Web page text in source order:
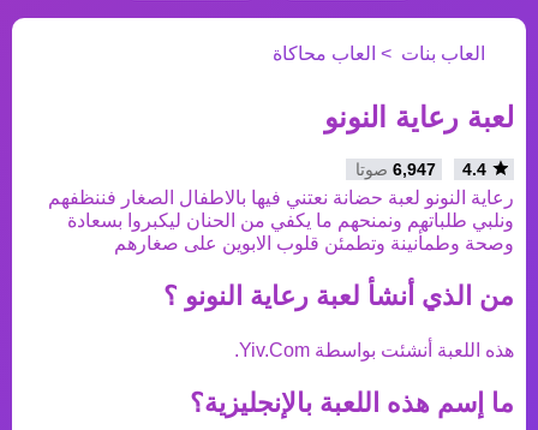
العاب بنات العاب محاكاة
لعبة رعاية النونو
6,947 صوتا
رعاية النونو لعبة حضانة نعتني فيها بالاطفال الصغار فننظفهم
ونلبي طلباتهم ونمنحهم ما يكفي من الحنان ليكبروا بسعادة
وصحة وطمأنينة وتطمئن قلوب الابوين على صغارهم
من الذي أنشأ لعبة رعاية النونو ؟
هذه اللعبة أنشئت بواسطة Yiv.Com
.
ما إسم هذه اللعبة بالإنجليزية؟